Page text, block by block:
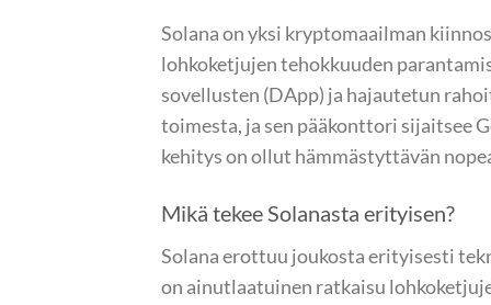
Solana on yksi kryptomaailman
lohkoketjujen tehokkuuden
sovellusten (DApp) ja hajautetun
toimesta, ja sen pääkonttori sijaitsee
kehitys on ollut hämmästyttävän
Mikä tekee Solanasta erityisen?
Solana erottuu joukosta erityisesti
on ainutlaatuinen ratkaisu